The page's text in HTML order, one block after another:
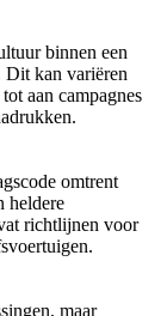
binnen een
Dit kan variëren
aan campagnes
omtrent
heldere
richtlijnen voor
maar